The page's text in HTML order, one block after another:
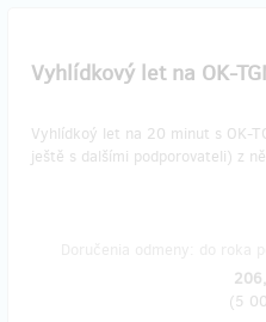
Vyhlídkový let na OK-
Vyhlídkoý let na 20 minut s OK-
ještě s dalšími podporovateli) z
(5